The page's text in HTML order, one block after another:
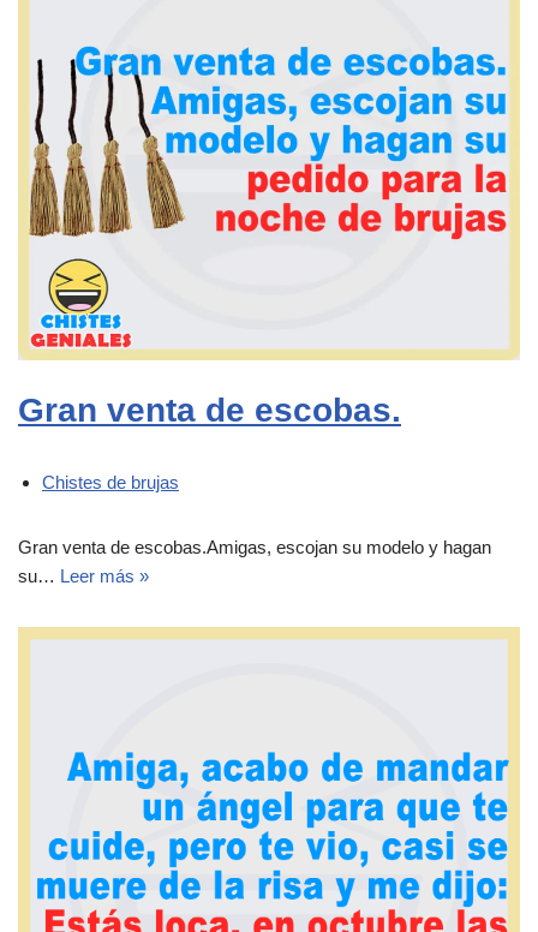
Gran venta de escobas.
Chistes de brujas
Gran venta de escobas.Amigas, escojan su modelo y hagan
su… Leer más »